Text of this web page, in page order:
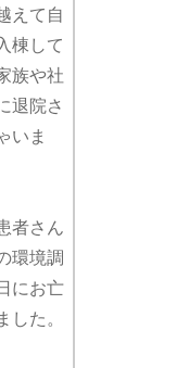
えて自
棟して
族や社
退院さ
いま
者さん
環境調
にお亡
した。